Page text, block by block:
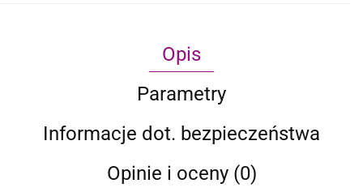
Opis
Parametry
Informacje dot. bezpieczeństwa
Opinie i oceny (0)